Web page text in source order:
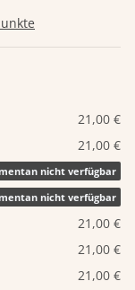
21,00 €
21,00 €
nicht verfügbar
nicht verfügbar
21,00 €
21,00 €
21,00 €